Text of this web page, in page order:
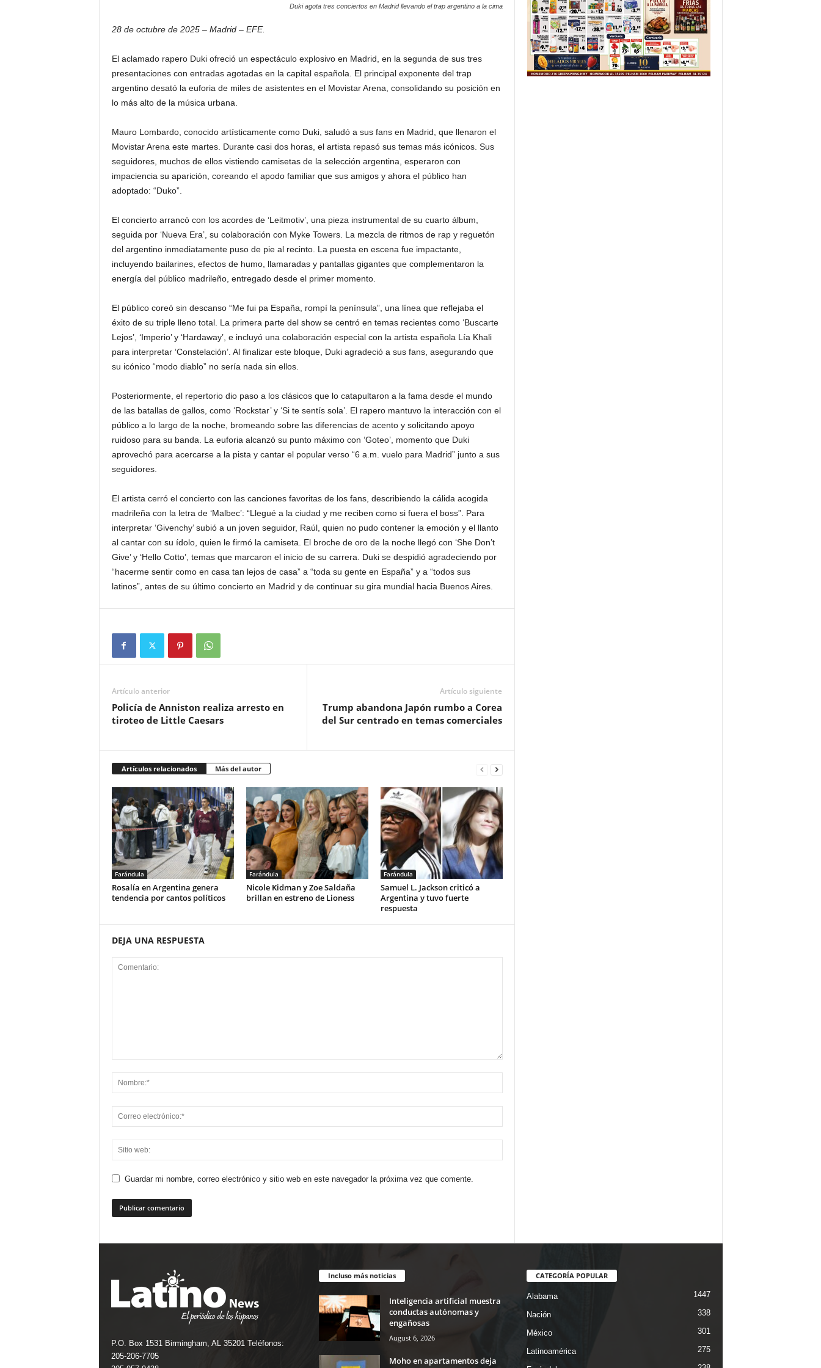
Duki agota tres conciertos en Madrid llevando el trap argentino a la cima
28 de octubre de 2025 – Madrid – EFE.
El aclamado rapero Duki ofreció un espectáculo explosivo en Madrid, en la segunda de sus tres
presentaciones con entradas agotadas en la capital española. El principal exponente del trap
argentino desató la euforia de miles de asistentes en el Movistar Arena, consolidando su posición en
lo más alto de la música urbana.
Mauro Lombardo, conocido artísticamente como Duki, saludó a sus fans en Madrid, que llenaron el
Movistar Arena este martes. Durante casi dos horas, el artista repasó sus temas más icónicos. Sus
seguidores, muchos de ellos vistiendo camisetas de la selección argentina, esperaron con
impaciencia su aparición, coreando el apodo familiar que sus amigos y ahora el público han
adoptado: “Duko”.
El concierto arrancó con los acordes de ‘Leitmotiv’, una pieza instrumental de su cuarto álbum,
seguida por ‘Nueva Era’, su colaboración con Myke Towers. La mezcla de ritmos de rap y reguetón
del argentino inmediatamente puso de pie al recinto. La puesta en escena fue impactante,
incluyendo bailarines, efectos de humo, llamaradas y pantallas gigantes que complementaron la
energía del público madrileño, entregado desde el primer momento.
El público coreó sin descanso “Me fui pa España, rompí la península”, una línea que reflejaba el
éxito de su triple lleno total. La primera parte del show se centró en temas recientes como ‘Buscarte
Lejos’, ‘Imperio’ y ‘Hardaway’, e incluyó una colaboración especial con la artista española Lía Khali
para interpretar ‘Constelación’. Al finalizar este bloque, Duki agradeció a sus fans, asegurando que
su icónico “modo diablo” no sería nada sin ellos.
Posteriormente, el repertorio dio paso a los clásicos que lo catapultaron a la fama desde el mundo
de las batallas de gallos, como ‘Rockstar’ y ‘Si te sentís sola’. El rapero mantuvo la interacción con el
público a lo largo de la noche, bromeando sobre las diferencias de acento y solicitando apoyo
ruidoso para su banda. La euforia alcanzó su punto máximo con ‘Goteo’, momento que Duki
aprovechó para acercarse a la pista y cantar el popular verso “6 a.m. vuelo para Madrid” junto a sus
seguidores.
El artista cerró el concierto con las canciones favoritas de los fans, describiendo la cálida acogida
madrileña con la letra de ‘Malbec’: “Llegué a la ciudad y me reciben como si fuera el boss”. Para
interpretar ‘Givenchy’ subió a un joven seguidor, Raúl, quien no pudo contener la emoción y el llanto
al cantar con su ídolo, quien le firmó la camiseta. El broche de oro de la noche llegó con ‘She Don’t
Give’ y ‘Hello Cotto’, temas que marcaron el inicio de su carrera. Duki se despidió agradeciendo por
“hacerme sentir como en casa tan lejos de casa” a “toda su gente en España” y a “todos sus
latinos”, antes de su último concierto en Madrid y de continuar su gira mundial hacia Buenos Aires.
Artículo anterior
Policía de Anniston realiza arresto en
tiroteo de Little Caesars
Artículo siguiente
Trump abandona Japón rumbo a Corea
del Sur centrado en temas comerciales
Artículos relacionados Más del autor
Farándula
Rosalía en Argentina genera
tendencia por cantos políticos
Farándula
Nicole Kidman y Zoe Saldaña
brillan en estreno de Lioness
Farándula
Samuel L. Jackson criticó a
Argentina y tuvo fuerte
respuesta
DEJA UNA RESPUESTA
Guardar mi nombre, correo electrónico y sitio web en este navegador la próxima vez que comente.
P.O. Box 1531 Birmingham, AL 35201 Teléfonos:
205-206-7705
Incluso más noticias
Inteligencia artificial muestra
conductas autónomas y
engañosas
August 6, 2026
Moho en apartamentos deja
CATEGORÍA POPULAR
Alabama 1447
Nación 338
México 301
Latinoamérica 275